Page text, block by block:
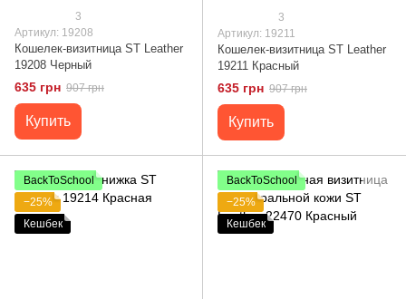
3
Артикул: 19208
Кошелек-визитница ST Leather
19208 Черный
635 грн 907 грн
Купить
3
Артикул: 19211
Кошелек-визитница ST Leather
19211 Красный
635 грн 907 грн
Купить
BackToSchool
−25%
Кешбек
BackToSchool
−25%
Кешбек